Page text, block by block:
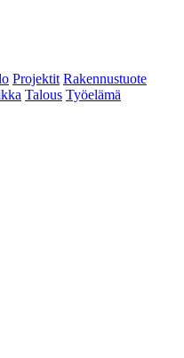
Projektit Rakennustuote
Talous Työelämä